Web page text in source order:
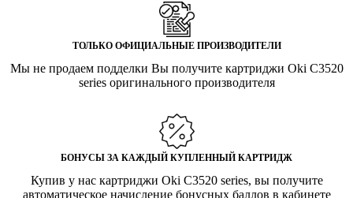
ТОЛЬКО ОФИЦИАЛЬНЫЕ ПРОИЗВОДИТЕЛИ
Мы не продаем подделки Вы получите картриджи Oki C3520
series оригинального производителя
БОНУСЫ ЗА КАЖДЫЙ КУПЛЕННЫЙ КАРТРИДЖ
Купив у нас картриджи Oki C3520 series, вы получите
автоматическое начисление бонусных баллов в кабинете